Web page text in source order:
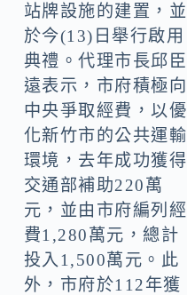
站牌設施的建置，並
於今(13)日舉行啟用
典禮。代理市長邱臣
遠表示，市府積極向
中央爭取經費，以優
化新竹市的公共運輸
環境，去年成功獲得
交通部補助220萬
元，並由市府編列經
費1,280萬元，總計
投入1,500萬元。此
外，市府於112年獲